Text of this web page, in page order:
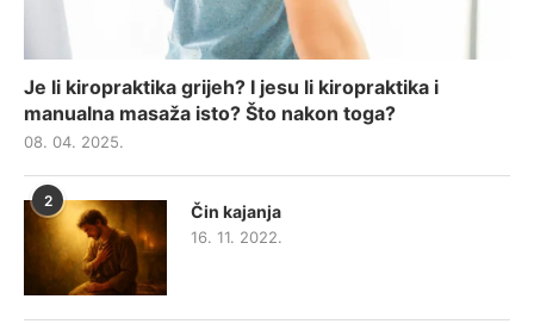
Je li kiropraktika grijeh? I jesu li kiropraktika i
manualna masaža isto? Što nakon toga?
08. 04. 2025.
2
Čin kajanja
16. 11. 2022.